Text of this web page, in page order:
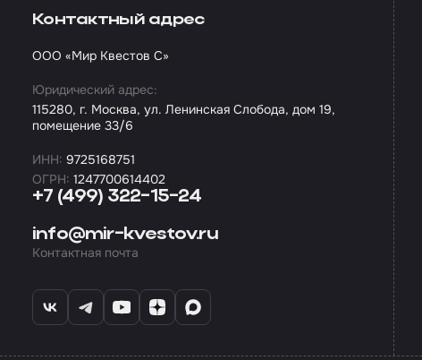
+7 (499) 322-15-24
info@mir-kvestov.ru
Контактная почта
Контактный адрес
ООО «Мир Квестов С»
Юридический адрес:
115280, г. Москва, ул. Ленинская Слобода, дом 19,
помещение 33/6
ИНН: 9725168751
ОГРН: 1247700614402